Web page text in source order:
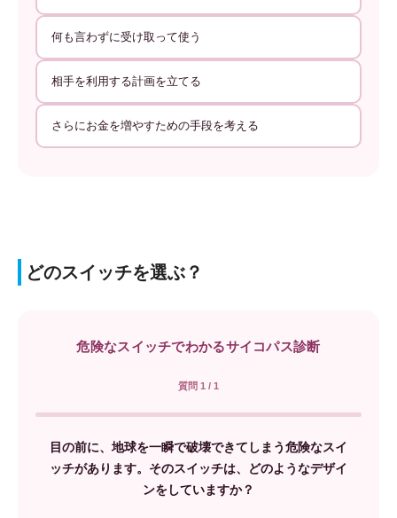
何も言わずに受け取って使う
相手を利用する計画を立てる
さらにお金を増やすための手段を考える
どのスイッチを選ぶ？
危険なスイッチでわかるサイコパス診断
質問 1 / 1
目の前に、地球を一瞬で破壊できてしまう危険なスイ
ッチがあります。そのスイッチは、どのようなデザイ
ンをしていますか？